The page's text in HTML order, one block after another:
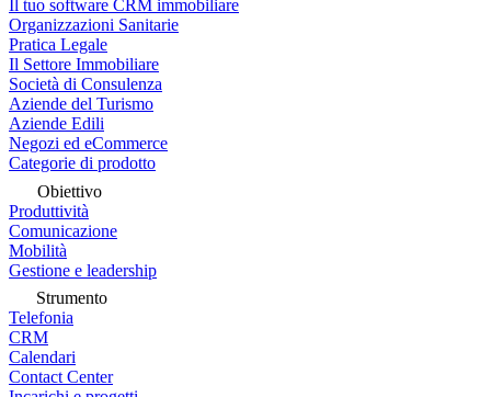
Il tuo software CRM immobiliare
Organizzazioni Sanitarie
Pratica Legale
Il Settore Immobiliare
Società di Consulenza
Aziende del Turismo
Aziende Edili
Negozi ed eCommerce
Categorie di prodotto
Obiettivo
Produttività
Comunicazione
Mobilità
Gestione e leadership
Strumento
Telefonia
CRM
Calendari
Contact Center